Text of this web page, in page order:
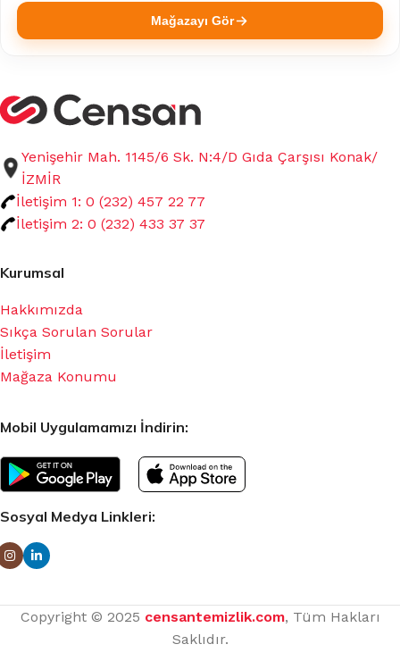
Mağazayı Gör
Yenişehir Mah. 1145/6 Sk. N:4/D Gıda Çarşısı Konak/
İZMİR
İletişim 1: 0 (232) 457 22 77
İletişim 2: 0 (232) 433 37 37
Kurumsal
Hakkımızda
Sıkça Sorulan Sorular
İletişim
Mağaza Konumu
Mobil Uygulamamızı İndirin:
Sosyal Medya Linkleri:
Copyright © 2025 censantemizlik.com, Tüm Hakları
Saklıdır.